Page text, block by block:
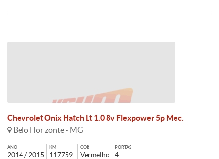
Chevrolet Onix Hatch Lt 1.0 8v Flexpower 5p Mec.
Belo Horizonte - MG
ANO
2014 / 2015
KM
117759
COR
Vermelho
PORTAS
4